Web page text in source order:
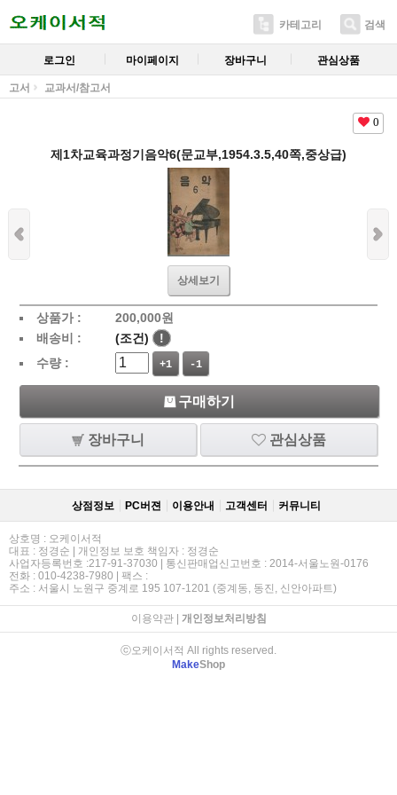
카테고리 검색
로그인 마이페이지 장바구니 관심상품
고서 교과서/참고서
0
제1차교육과정기음악6(문교부,1954.3.5,40쪽,중상급)
상세보기
상품가 : 200,000원
배송비 :
(조건)
!
수량 :
+1 -1
구매하기
장바구니 관심상품
상점정보 PC버젼 이용안내 고객센터 커뮤니티
상호명 : 오케이서적
대표 : 정경순 | 개인정보 보호 책임자 : 정경순
사업자등록번호 :217-91-37030 | 통신판매업신고번호 : 2014-서울노원-0176
전화 : 010-4238-7980 | 팩스 :
주소 : 서울시 노원구 중계로 195 107-1201 (중계동, 동진, 신안아파트)
이용약관| 개인정보처리방침
ⓒ오케이서적 All rights reserved.
MakeShop